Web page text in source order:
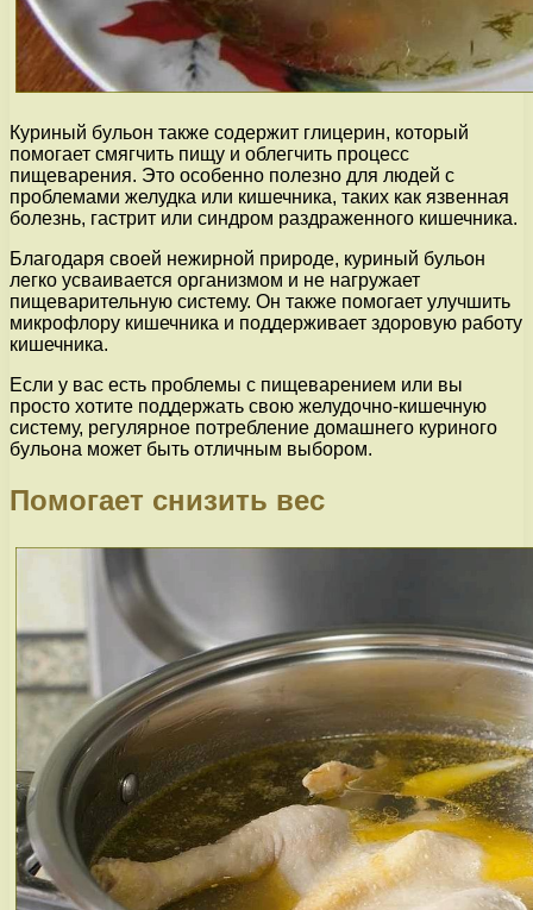
Куриный бульон также содержит глицерин, который
помогает смягчить пищу и облегчить процесс
пищеварения. Это особенно полезно для людей с
проблемами желудка или кишечника, таких как язвенная
болезнь, гастрит или синдром раздраженного кишечника.
Благодаря своей нежирной природе, куриный бульон
легко усваивается организмом и не нагружает
пищеварительную систему. Он также помогает улучшить
микрофлору кишечника и поддерживает здоровую работу
кишечника.
Если у вас есть проблемы с пищеварением или вы
просто хотите поддержать свою желудочно-кишечную
систему, регулярное потребление домашнего куриного
бульона может быть отличным выбором.
Помогает снизить вес